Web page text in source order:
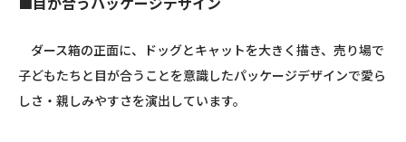
ダース箱の正面に、ドッグとキャットを大きく描き、売り場で
子どもたちと目が合うことを意識したパッケージデザインで愛ら
しさ・親しみやすさを演出しています。